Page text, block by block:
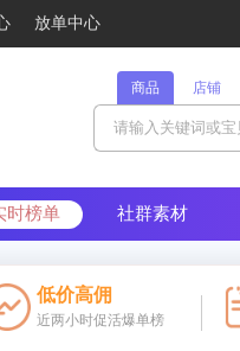
放单中心
商品 店铺
时榜单 社群素材
低价高佣
近两小时促活爆单榜